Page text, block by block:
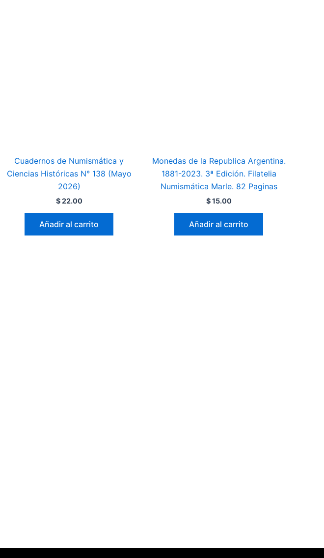
Cuadernos de Numismática y
Ciencias Históricas N° 138 (Mayo
2026)
$22.00
Añadir al carrito
Monedas de la Republica Argentina.
1881-2023. 3ª Edición. Filatelia
Numismática Marle. 82 Paginas
$15.00
Añadir al carrito